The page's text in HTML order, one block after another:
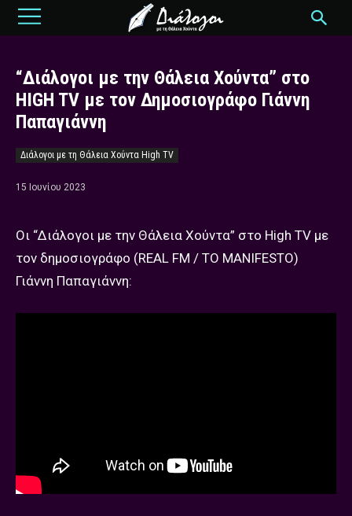
“Διάλογοι με την Θάλεια Χούντα” στο
HIGH TV με τον Δημοσιογράφο Γιάννη
Παπαγιάννη
Διάλογοι με τη Θάλεια Χούντα High TV
15 Ιουνίου 2023
Οι “Διάλογοι με την Θάλεια Χούντα” στο High TV με
τον δημοσιογράφο (REAL FM / TO MANIFESTO)
Γιάννη Παπαγιάννη: